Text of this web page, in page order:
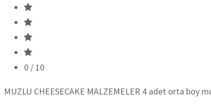
0 / 10
MUZLU CHEESECAKE MALZEMELER 4 adet orta boy